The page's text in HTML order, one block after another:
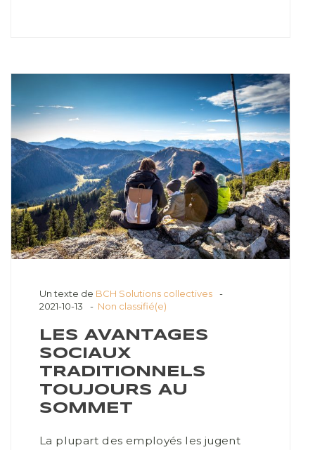
Un texte de BCH Solutions collectives
2021-10-13
Non classifié(e)
LES AVANTAGES
SOCIAUX
TRADITIONNELS
TOUJOURS AU
SOMMET
La plupart des employés les jugent